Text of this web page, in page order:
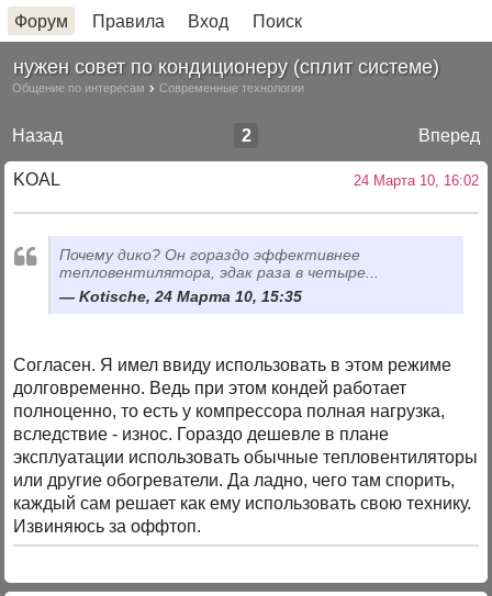
Форум Правила Вход Поиск
нужен совет по кондиционеру (сплит системе)
Общение по интересам Современные технологии
Назад Вперед
2
KOAL 24 Марта 10, 16:02
Почему дико? Он гораздо эффективнее
тепловентилятора, эдак раза в четыре...
Kotische, 24 Марта 10, 15:35
Согласен. Я имел ввиду использовать в этом режиме
долговременно. Ведь при этом кондей работает
полноценно, то есть у компрессора полная нагрузка,
вследствие - износ. Гораздо дешевле в плане
эксплуатации использовать обычные тепловентиляторы
или другие обогреватели. Да ладно, чего там спорить,
каждый сам решает как ему использовать свою технику.
Извиняюсь за оффтоп.